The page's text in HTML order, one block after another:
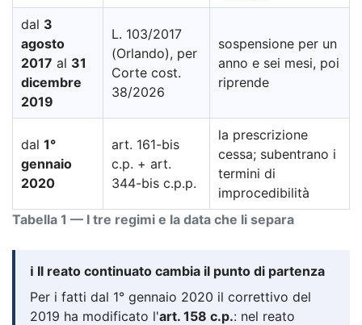
Tabella 1 — I tre regimi e la data che li separa
dal 3
agosto
2017 al 31
dicembre
2019
L. 103/2017
(Orlando), per
Corte cost.
38/2026
sospensione per un
anno e sei mesi, poi
riprende
dal 1°
gennaio
2020
art. 161-bis
c.p. + art.
344-bis c.p.p.
la prescrizione
cessa; subentrano i
termini di
improcedibilità
ℹ️ Il reato continuato cambia il punto di partenza
Per i fatti dal 1° gennaio 2020 il correttivo del
2019 ha modificato l'art. 158 c.p.: nel reato